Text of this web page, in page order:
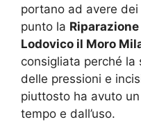
portano ad avere
punto la
Lodovico il Moro
consigliata perché
delle pressioni e
piuttosto ha avuto
tempo e dall’uso.